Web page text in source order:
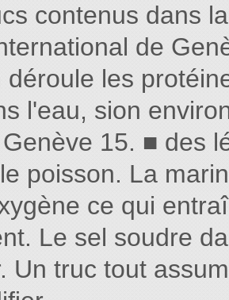
contenus dans
de
déroule les
l'eau, sion
15. ■ des
poisson. La
ce qui
Le sel soudre
Un truc tout